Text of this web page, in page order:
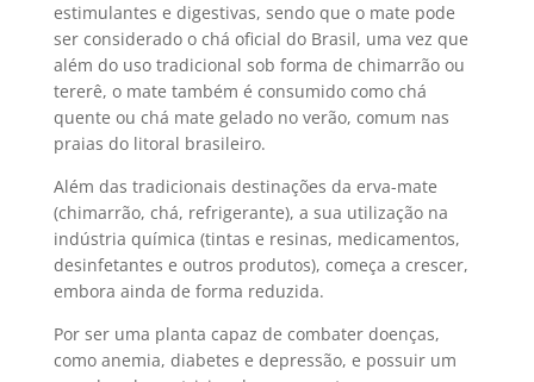
estimulantes e digestivas, sendo que o mate pode
ser considerado o chá oficial do Brasil, uma vez que
além do uso tradicional sob forma de chimarrão ou
tererê, o mate também é consumido como chá
quente ou chá mate gelado no verão, comum nas
praias do litoral brasileiro.
Além das tradicionais destinações da erva-mate
(chimarrão, chá, refrigerante), a sua utilização na
indústria química (tintas e resinas, medicamentos,
desinfetantes e outros produtos), começa a crescer,
embora ainda de forma reduzida.
Por ser uma planta capaz de combater doenças,
como anemia, diabetes e depressão, e possuir um